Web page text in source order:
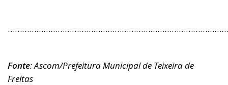
Fonte: Ascom/Prefeitura Municipal de Teixeira de
Freitas